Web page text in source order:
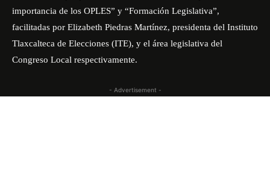
importancia de los OPLES” y “Formación Legislativa”,
facilitadas por Elizabeth Piedras Martínez, presidenta del Instituto
Tlaxcalteca de Elecciones (ITE), y el área legislativa del
Congreso Local respectivamente.
- Advertisement -